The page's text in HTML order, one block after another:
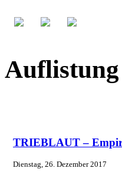
Auflistung
TRIEBLAUT –
Dienstag, 26. Dezember 2017